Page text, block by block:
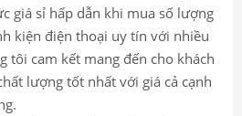
giá sỉ hấp dẫn khi mua số lượng
kiện điện thoại uy tín với nhiều
tôi cam kết mang đến cho khách
lượng tốt nhất với giá cả cạnh